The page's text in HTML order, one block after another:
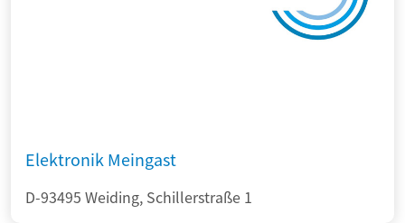
Elektronik Meingast
D-93495 Weiding, Schillerstraße 1